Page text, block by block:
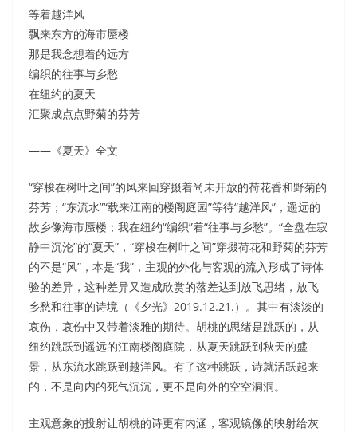
等着越洋风
飘来东方的海市蜃楼
那是我念想着的远方
编织的往事与乡愁
在纽约的夏天
汇聚成点点野菊的芬芳
——《夏天》全文
“穿梭在树叶之间”的风来回穿掇着尚未开放的荷花香和野菊的
芬芳；“东流水”“载来江南的楼阁庭园”等待“越洋风”，遥远的
故乡像海市蜃楼；我在纽约“编织”着“往事与乡愁”。“全盘在寂
静中沉沦”的“夏天”，“穿梭在树叶之间”穿掇荷花和野菊的芬芳
的不是“风”，本是“我”，主观的外化与客观的流入形成了诗体
验的差异，这种差异又造成欣赏的落差达到放飞思绪，放飞
乡愁和往事的诗境（《夕光》2019.12.21.）。其中有淡淡的
哀伤，哀伤中又带着淡雅的期待。胡桃的思绪是跳跃的，从
纽约跳跃到遥远的江南楼阁庭院，从夏天跳跃到秋天的盛
景，从东流水跳跃到越洋风。有了这种跳跃，诗就活跃起来
的，不是向内的死气沉沉，更不是向外的空空洞洞。
主观意象的投射让胡桃的诗更有内涵，客观镜像的映射给灰